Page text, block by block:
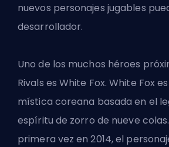
nuevos personajes jugables
desarrollador.
Uno de los muchos héroes
Rivals es White Fox. White Fox
mística coreana basada en el
espíritu de zorro de nueve
primera vez en 2014, el